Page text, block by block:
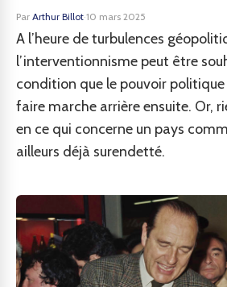
Par Arthur Billot·10 mars 2025
A l’heure de turbulences
l’interventionnisme peut être
condition que le pouvoir
faire marche arrière ensuite. Or,
en ce qui concerne un pays
ailleurs déjà surendetté.